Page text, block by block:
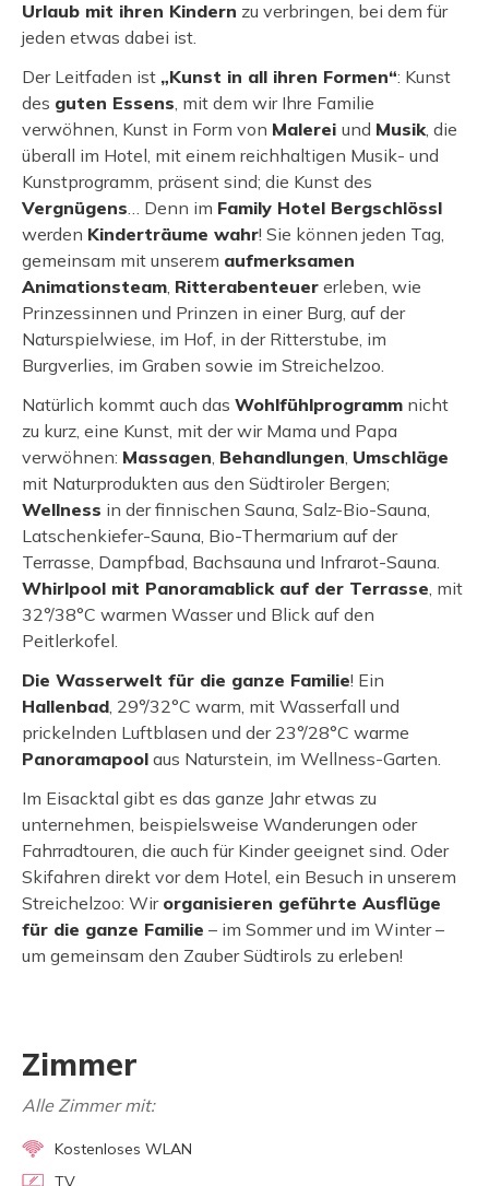
Urlaub mit ihren Kindern zu verbringen, bei dem für
jeden etwas dabei ist.
Der Leitfaden ist „Kunst in all ihren Formen“: Kunst
des guten Essens, mit dem wir Ihre Familie
verwöhnen, Kunst in Form von Malerei und Musik, die
überall im Hotel, mit einem reichhaltigen Musik- und
Kunstprogramm, präsent sind; die Kunst des
Vergnügens… Denn im Family Hotel Bergschlössl
werden Kinderträume wahr! Sie können jeden Tag,
gemeinsam mit unserem aufmerksamen
Animationsteam, Ritterabenteuer erleben, wie
Prinzessinnen und Prinzen in einer Burg, auf der
Naturspielwiese, im Hof, in der Ritterstube, im
Burgverlies, im Graben sowie im Streichelzoo.
Natürlich kommt auch das Wohlfühlprogramm nicht
zu kurz, eine Kunst, mit der wir Mama und Papa
verwöhnen: Massagen, Behandlungen, Umschläge
mit Naturprodukten aus den Südtiroler Bergen;
Wellness in der finnischen Sauna, Salz-Bio-Sauna,
Latschenkiefer-Sauna, Bio-Thermarium auf der
Terrasse, Dampfbad, Bachsauna und Infrarot-Sauna.
Whirlpool mit Panoramablick auf der Terrasse, mit
32°/38°C warmen Wasser und Blick auf den
Peitlerkofel.
Die Wasserwelt für die ganze Familie! Ein
Hallenbad, 29°/32°C warm, mit Wasserfall und
prickelnden Luftblasen und der 23°/28°C warme
Panoramapool aus Naturstein, im Wellness-Garten.
Im Eisacktal gibt es das ganze Jahr etwas zu
unternehmen, beispielsweise Wanderungen oder
Fahrradtouren, die auch für Kinder geeignet sind. Oder
Skifahren direkt vor dem Hotel, ein Besuch in unserem
Streichelzoo: Wir organisieren geführte Ausflüge
für die ganze Familie – im Sommer und im Winter –
um gemeinsam den Zauber Südtirols zu erleben!
Zimmer
Alle Zimmer mit:
Kostenloses WLAN
TV